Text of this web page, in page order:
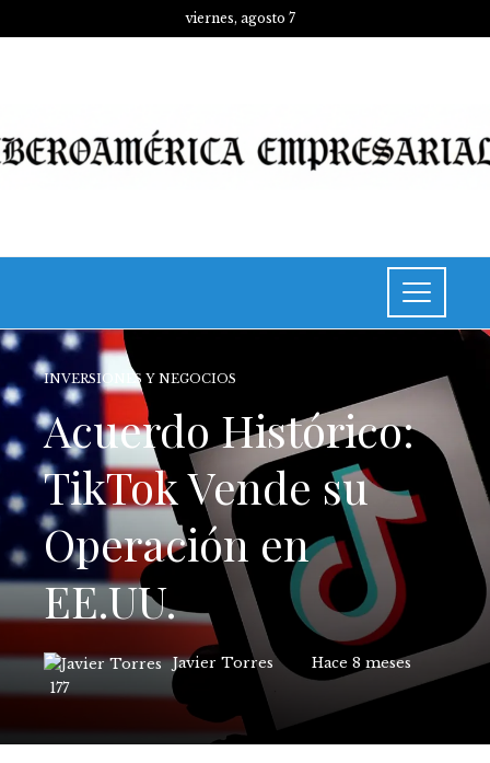
viernes, agosto 7
INVERSIONES Y NEGOCIOS
Acuerdo Histórico:
TikTok Vende su
Operación en
EE.UU.
Javier Torres
Hace 8 meses
177